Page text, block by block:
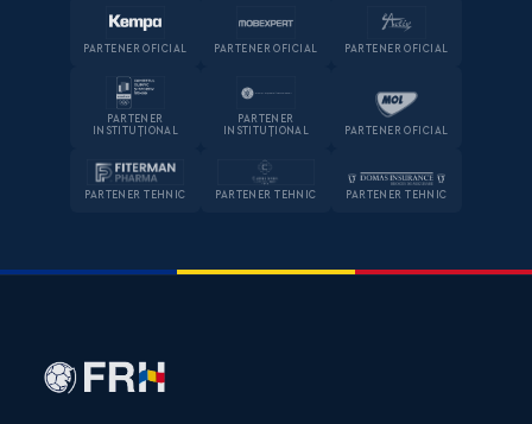
PARTENER OFICIAL PARTENER OFICIAL PARTENER OFICIAL
PARTENER
INSTITUȚIONAL
PARTENER
INSTITUȚIONAL
PARTENER OFICIAL
PARTENER TEHNIC PARTENER TEHNIC PARTENER TEHNIC